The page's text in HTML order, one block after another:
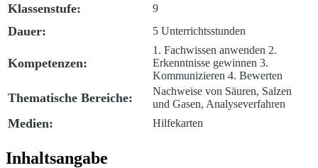
Klassenstufe: 9
Dauer: 5 Unterrichtsstunden
Kompetenzen:
1. Fachwissen anwenden 2.
Erkenntnisse gewinnen 3.
Kommunizieren 4. Bewerten
Thematische Bereiche:
Nachweise von Säuren, Salzen
und Gasen, Analyseverfahren
Medien: Hilfekarten
Inhaltsangabe